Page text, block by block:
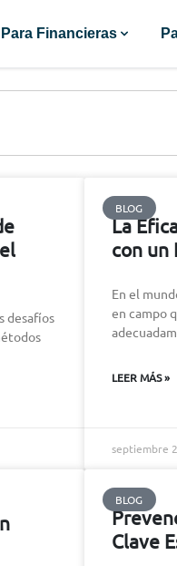
Para Financieras
desafíos
BLOG
La
con un
En el
en campo
LEER MÁS »
septiembre
BLOG
Clave